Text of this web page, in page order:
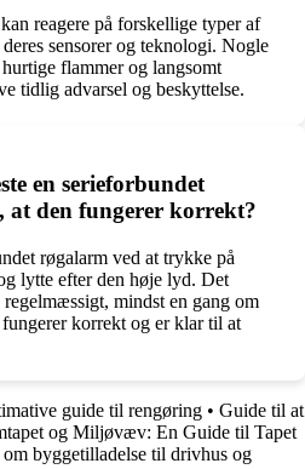
reagere på forskellige typer af
sensorer og teknologi. Nogle
flammer og langsomt
tidlig advarsel og beskyttelse.
en serieforbundet
at den fungerer korrekt?
røgalarm ved at trykke på
lytte efter den høje lyd. Det
regelmæssigt, mindst en gang om
korrekt og er klar til at
guide til rengøring • Guide til at
og Miljøvæv: En Guide til Tapet
byggetilladelse til drivhus og